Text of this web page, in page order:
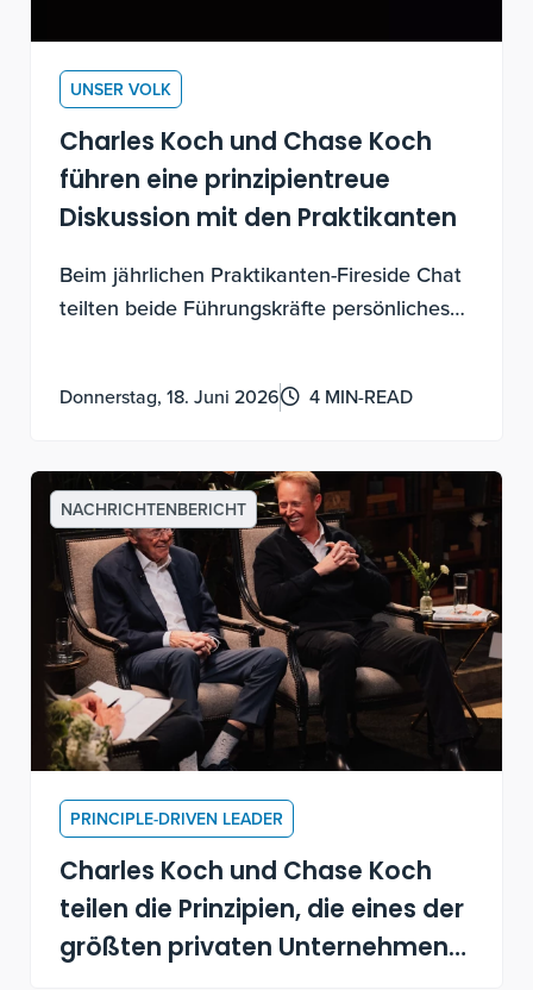
UNSER VOLK
Charles Koch und Chase Koch
führen eine prinzipientreue
Diskussion mit den Praktikanten
Beim jährlichen Praktikanten-Fireside Chat
teilten beide Führungskräfte persönliches
man ein Leben mit Sinn führt.
Donnerstag, 18. Juni 2026 4 MIN-READ
NACHRICHTENBERICHT
PRINCIPLE-DRIVEN LEADER
Charles Koch und Chase Koch
teilen die Prinzipien, die eines der
größten privaten Unternehmen